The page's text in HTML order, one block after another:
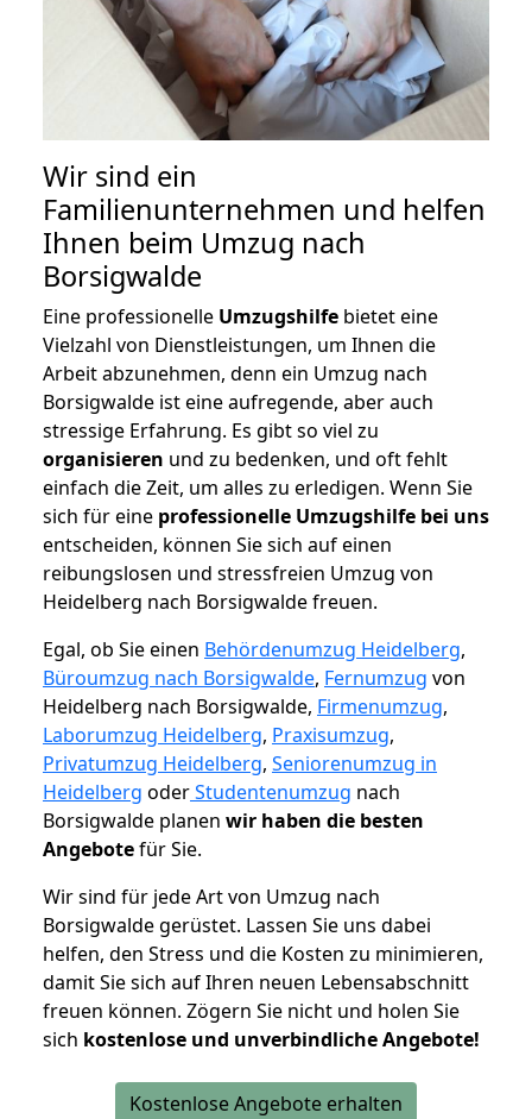
Wir sind ein
Familienunternehmen und helfen
Ihnen beim Umzug nach
Borsigwalde
Eine professionelle Umzugshilfe bietet eine
Vielzahl von Dienstleistungen, um Ihnen die
Arbeit abzunehmen, denn ein Umzug nach
Borsigwalde ist eine aufregende, aber auch
stressige Erfahrung. Es gibt so viel zu
organisieren und zu bedenken, und oft fehlt
einfach die Zeit, um alles zu erledigen. Wenn Sie
sich für eine professionelle Umzugshilfe bei uns
entscheiden, können Sie sich auf einen
reibungslosen und stressfreien Umzug von
Heidelberg nach Borsigwalde freuen.
Egal, ob Sie einen Behördenumzug Heidelberg,
Büroumzug nach Borsigwalde, Fernumzug von
Heidelberg nach Borsigwalde, Firmenumzug,
Laborumzug Heidelberg, Praxisumzug,
Privatumzug Heidelberg, Seniorenumzug in
Heidelberg oderStudentenumzug nach
Borsigwalde planen wir haben die besten
Angebotefür Sie.
Wir sind für jede Art von Umzug nach
Borsigwalde gerüstet. Lassen Sie uns dabei
helfen, den Stress und die Kosten zu minimieren,
damit Sie sich auf Ihren neuen Lebensabschnitt
freuen können. Zögern Sie nicht und holen Sie
sich kostenlose und unverbindliche Angebote!
Kostenlose Angebote erhalten